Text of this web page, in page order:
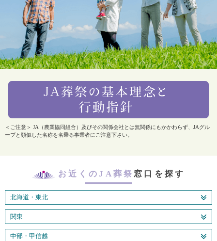
＜ご注意＞ JA（農業協同組合）及びその関係会社とは無関係にもかかわらず、JAグル
ープと類似した名称を名乗る事業者にご注意下さい。
お近くのJA葬祭 窓口を探す
北海道・東北
関東
中部・甲信越